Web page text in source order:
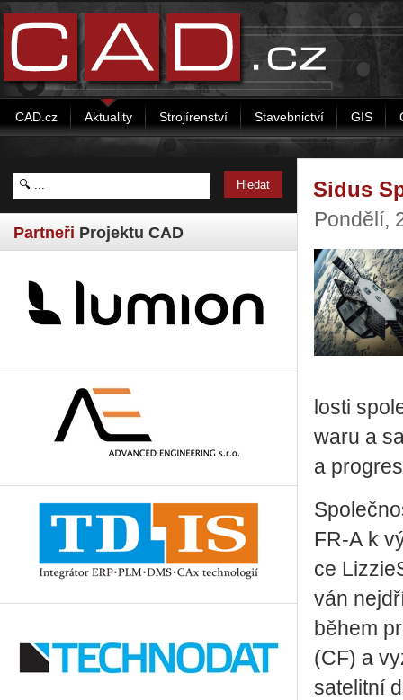
CAD.cz Aktuality Strojírenství Stavebnictví GIS
Partneři Projektu CAD
Sidus
Pondělí,
los­ti
wa­ru a
a
FR­‑A k
ce
ván
během
(CF) a
sa­te­lit­ní